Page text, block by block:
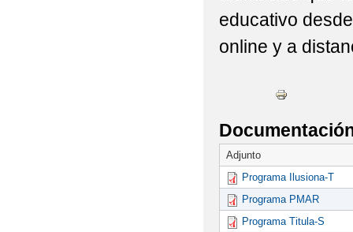
educativo
online y a
Adjunto
Programa Ilusiona-T
Programa PMAR
Programa Titula-S